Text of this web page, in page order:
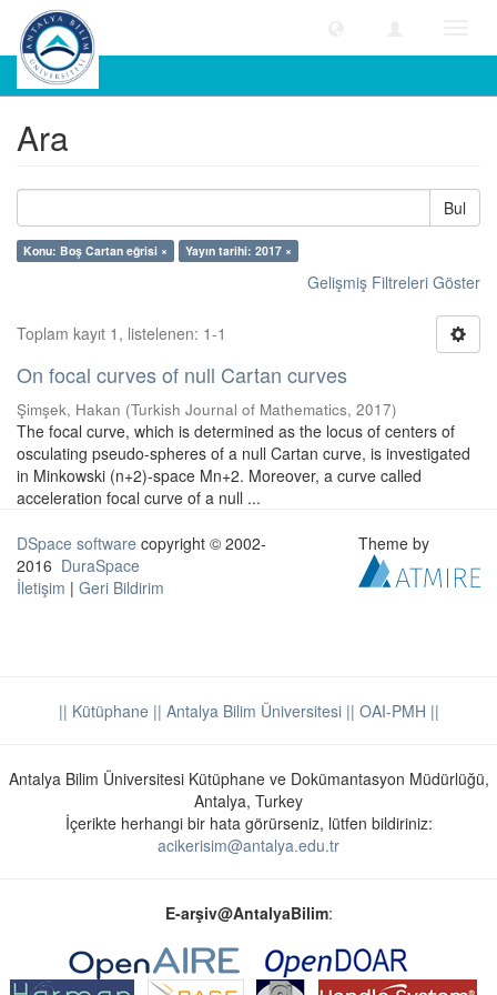
Ara
Ara
Bul
Konu: Boş Cartan eğrisi × Yayın tarihi: 2017 ×
Gelişmiş Filtreleri Göster
Toplam kayıt 1, listelenen: 1-1
On focal curves of null Cartan curves
Şimşek, Hakan (Turkish Journal of Mathematics, 2017)
The focal curve, which is determined as the locus of centers of
osculating pseudo-spheres of a null Cartan curve, is investigated
in Minkowski (n+2)-space Mn+2. Moreover, a curve called
acceleration focal curve of a null ...
DSpace software copyright © 2002-
2016 DuraSpace
İletişim | Geri Bildirim
Theme by
|| Kütüphane || Antalya Bilim Üniversitesi || OAI-PMH ||
Antalya Bilim Üniversitesi Kütüphane ve Dokümantasyon Müdürlüğü,
Antalya, Turkey
İçerikte herhangi bir hata görürseniz, lütfen bildiriniz:
acikerisim@antalya.edu.tr
E-arşiv@AntalyaBilim: